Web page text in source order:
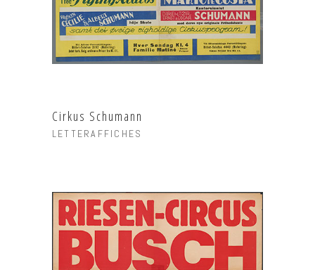
Cirkus Schumann
LETTERAFFICHES